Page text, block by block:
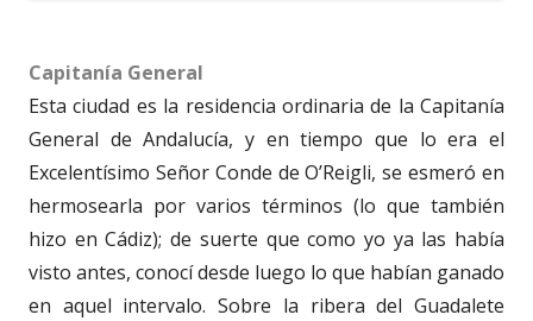
Capitanía General
Esta ciudad es la residencia ordinaria de la Capitanía
General de Andalucía, y en tiempo que lo era el
Excelentísimo Señor Conde de O’Reigli, se esmeró en
hermosearla por varios términos (lo que también
hizo en Cádiz); de suerte que como yo ya las había
visto antes, conocí desde luego lo que habían ganado
en aquel intervalo. Sobre la ribera del Guadalete